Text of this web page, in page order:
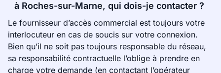
à Roches-sur-Marne, qui dois-je contacter ?
Le fournisseur d’accès commercial est toujours votre
interlocuteur en cas de soucis sur votre connexion.
Bien qu’il ne soit pas toujours responsable du réseau,
sa responsabilité contractuelle l’oblige à prendre en
charge votre demande (en contactant l’opérateur